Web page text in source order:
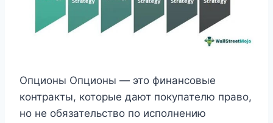
Опционы Опционы — это финансовые
контракты, которые дают покупателю право,
но не обязательство по исполнению